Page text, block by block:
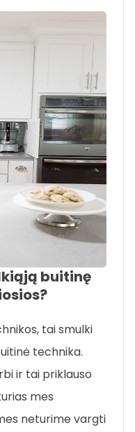
buitinę
tai smulki
technika.
ir tai priklauso
mes
neturime vargti